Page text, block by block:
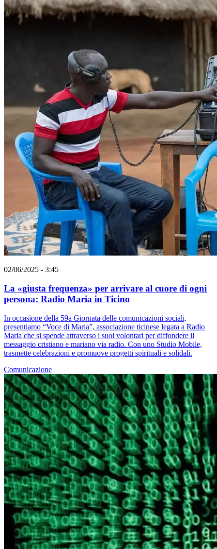
02/06/2025 - 3:45
La «giusta frequenza» per arrivare al cuore di ogni
persona: Radio Maria in Ticino
In occasione della 59a Giornata delle comunicazioni sociali,
presentiamo “Voce di Maria”, associazione ticinese legata a Radio
Maria che si spende attraverso i suoi volontari per diffondere il
messaggio cristiano e mariano via radio. Con uno Studio Mobile,
trasmette celebrazioni e promuove progetti spirituali e solidali.
Comunicazione